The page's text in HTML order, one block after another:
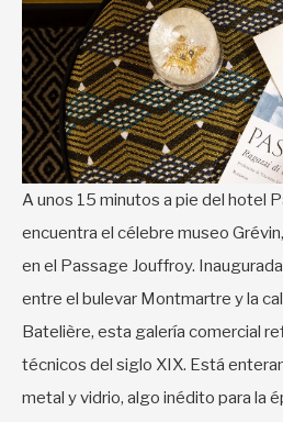
A unos 15 minutos a pie del hotel
encuentra el célebre museo
en el Passage Jouffroy.
entre el bulevar Montmartre y la
Batelière, esta galería comercial
técnicos del siglo XIX. Está
metal y vidrio, algo inédito para la